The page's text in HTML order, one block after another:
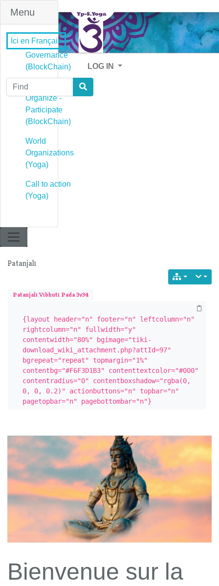
Menu
Governance
(BlockChain)
Governance -
Organize -
Participate
(BlockChain)
World
Organizations
(Yoga)
Call to action
(Yoga)
Ici en Français
LOG IN
Find
Patanjali
Patanjali Vibhuti Pada 3v34
{layout header="n" footer="n" leftcolumn="n"
rightcolumn="n" fullwidth="y"
contentwidth="80%" bgimage="tiki-
download_wiki_attachment.php?attId=97"
bgrepeat="repeat" topmargin="1%"
contentbg="#F6F3D1B3" contenttextcolor="#000"
contentradius="0" contentboxshadow="rgba(0,
0, 0, 0.2)" actionbuttons="n" topbar="n"
pagetopbar="n" pagebottombar="n"}
Bienvenue sur la